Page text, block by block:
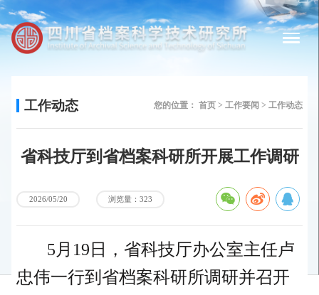
工作动态 您的位置： 首页 > 工作要闻 > 工作动态
省科技厅到省档案科研所开展工作调研
2026/05/20 浏览量：323
5月19日，省科技厅办公室主任卢
忠伟一行到省档案科研所调研并召开